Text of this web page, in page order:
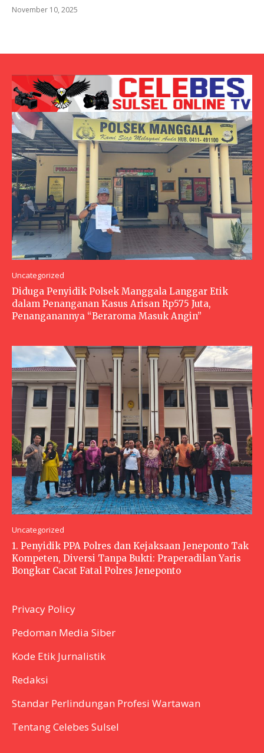
November 10, 2025
Uncategorized
Diduga Penyidik Polsek Manggala Langgar Etik
dalam Penanganan Kasus Arisan Rp575 Juta,
Penanganannya “Beraroma Masuk Angin”
Uncategorized
1. Penyidik PPA Polres dan Kejaksaan Jeneponto Tak
Kompeten, Diversi Tanpa Bukti: Praperadilan Yaris
Bongkar Cacat Fatal Polres Jeneponto
Privacy Policy
Pedoman Media Siber
Kode Etik Jurnalistik
Redaksi
Standar Perlindungan Profesi Wartawan
Tentang Celebes Sulsel